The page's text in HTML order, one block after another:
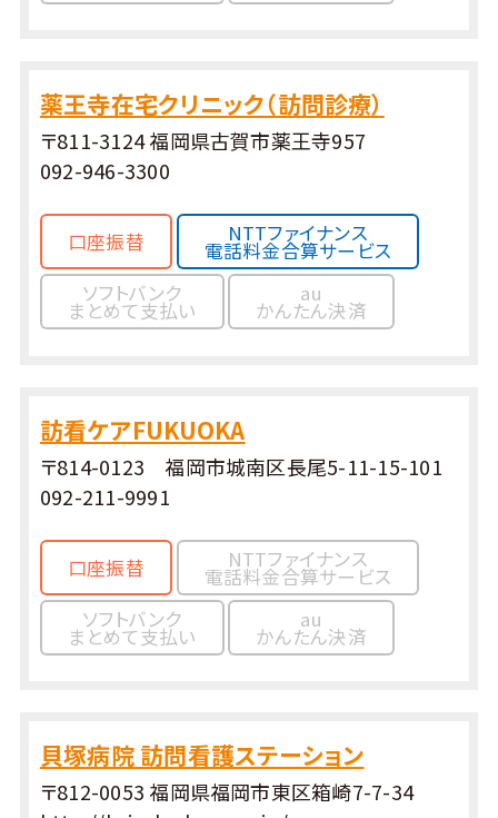
薬王寺在宅クリニック（訪問診療）
〒811-3124 福岡県古賀市薬王寺957
092-946-3300
口座振替 NTTファイナンス
電話料金合算サービス
ソフトバンク
まとめて支払い
au
かんたん決済
訪看ケアFUKUOKA
〒814-0123 福岡市城南区長尾5-11-15-101
092-211-9991
口座振替 NTTファイナンス
電話料金合算サービス
ソフトバンク
まとめて支払い
au
かんたん決済
貝塚病院 訪問看護ステーション
〒812-0053 福岡県福岡市東区箱崎7-7-34